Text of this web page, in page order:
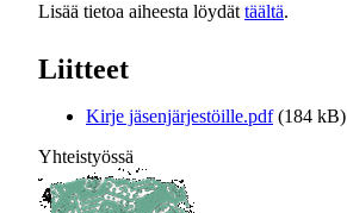
Lisää tietoa aiheesta löydät täältä.
Liitteet
Kirje jäsenjärjestöille.pdf (184 kB)
Yhteistyössä